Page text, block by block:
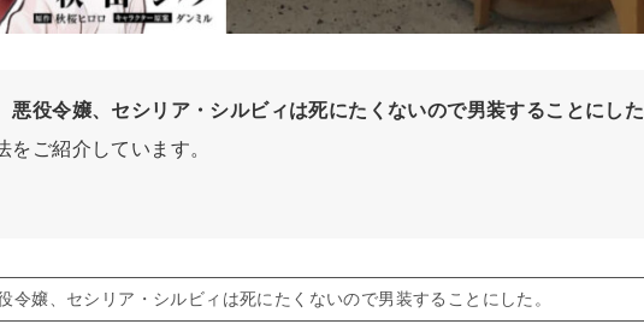
悪役令嬢、セシリア・シルビィは死にたくないので男装することにした
をご紹介しています。
令嬢、セシリア・シルビィは死にたくないので男装することにした。